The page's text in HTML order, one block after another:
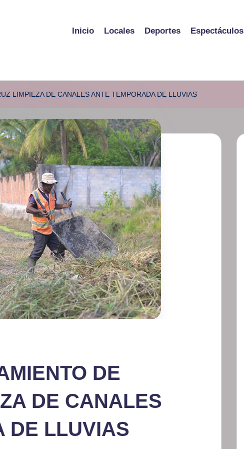
Inicio Locales Deportes Espectáculos
LIMPIEZA DE CANALES ANTE TEMPORADA DE LLUVIAS
DE
DE CANALES
DE LLUVIAS